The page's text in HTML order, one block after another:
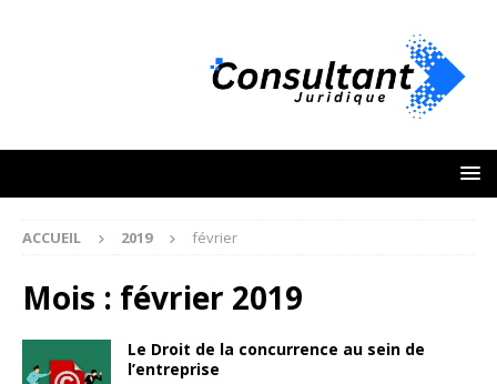
ACCUEIL 2019 février
Mois : février 2019
Le Droit de la concurrence au sein de
l’entreprise